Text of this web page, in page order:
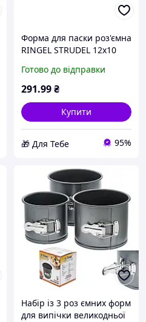
Форма для паски роз'ємна
RINGEL STRUDEL 12x10
Готово до відправки
291.99₴
Купити
🎁 Для Тебе 95%
Набір із 3 роз ємних форм
для випічки великодньої